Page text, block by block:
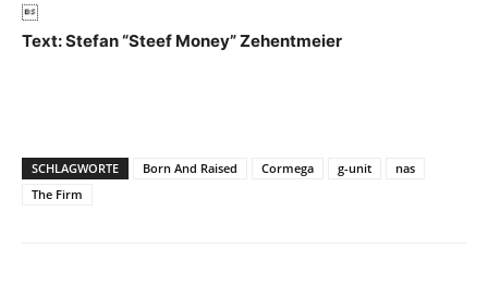

Text: Stefan “Steef Money” Zehentmeier
SCHLAGWORTE Born And Raised Cormega g-unit
nas
The Firm